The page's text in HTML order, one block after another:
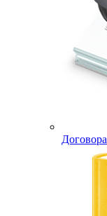
Договора